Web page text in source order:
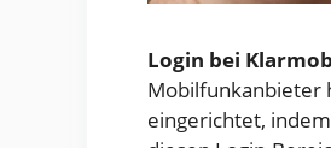
Login bei
Mobilfunkanbieter
eingerichtet,